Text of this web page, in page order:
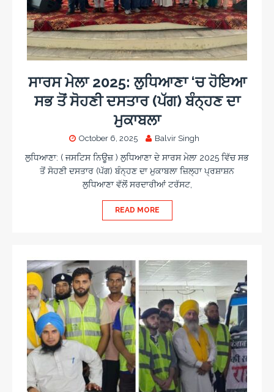
ਸਾਰਸ ਮੇਲਾ 2025: ਲੁਧਿਆਣਾ ‘ਚ ਹੋਇਆ
ਸਭ ਤੋਂ ਸੋਹਣੀ ਦਸਤਾਰ (ਪੱਗ) ਬੰਨ੍ਹਣ ਦਾ
ਮੁਕਾਬਲਾ
October 6, 2025 Balvir Singh
ਲੁਧਿਆਣਾ: ( ਜਸਟਿਸ ਨਿਊਜ਼ ) ਲੁਧਿਆਣਾ ਦੇ ਸਾਰਸ ਮੇਲਾ 2025 ਵਿੱਚ ਸਭ
ਤੋਂ ਸੋਹਣੀ ਦਸਤਾਰ (ਪੱਗ) ਬੰਨ੍ਹਣ ਦਾ ਮੁਕਾਬਲਾ ਜ਼ਿਲ੍ਹਾ ਪ੍ਰਸ਼ਾਸ਼ਨ
ਲੁਧਿਆਣਾ ਵੱਲੋਂ ਸਰਦਾਰੀਆਂ ਟਰੱਸਟ,
READ MORE